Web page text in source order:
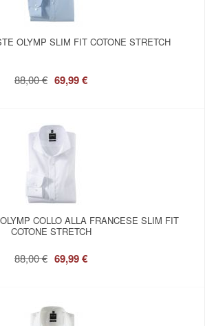
OLYMP SLIM FIT COTONE STRETCH
88,00 € 69,99 €
COLLO ALLA FRANCESE SLIM FIT
COTONE STRETCH
88,00 € 69,99 €